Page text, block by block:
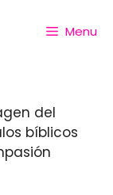
Menu
del
bíblicos